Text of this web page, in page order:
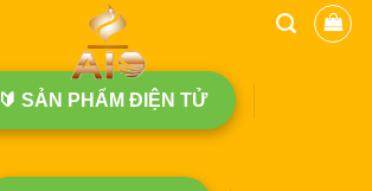
🔰 SẢN PHẨM ĐIỆN TỬ